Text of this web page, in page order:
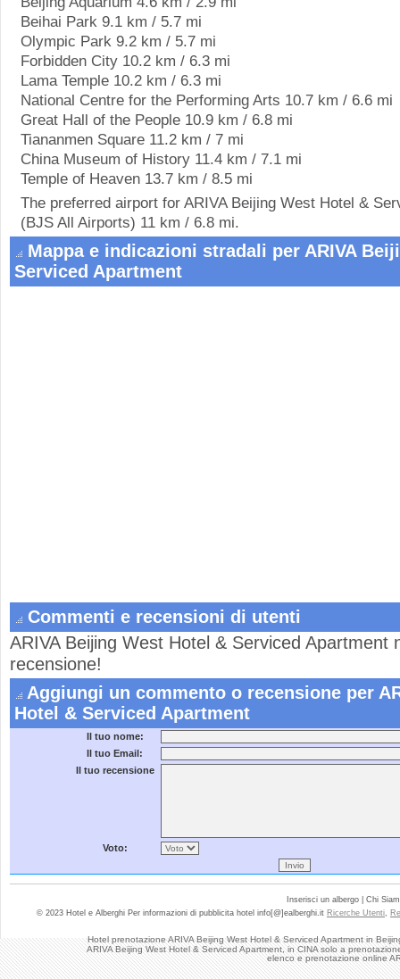
Hotel prenotazione ARIVA Beijing West Hotel & Serviced Apartment in
ARIVA Beijing West Hotel & Serviced Apartment, in CINA solo a
elenco e prenotazione online
Beihai Park 9.1 km / 5.7 mi
Olympic Park 9.2 km / 5.7 mi
Forbidden City 10.2 km / 6.3 mi
Lama Temple 10.2 km / 6.3 mi
National Centre for the Performing Arts 10.7 km / 6.6 mi
Great Hall of the People 10.9 km / 6.8 mi
Tiananmen Square 11.2 km / 7 mi
China Museum of History 11.4 km / 7.1 mi
Temple of Heaven 13.7 km / 8.5 mi
The preferred airport for ARIVA Beijing West Hotel &
(BJS All Airports) 11 km / 6.8 mi.
Mappa e indicazioni stradali per ARIVA
Serviced Apartment
Commenti e recensioni di utenti
ARIVA Beijing West Hotel & Serviced Apartment
recensione!
Aggiungi un commento o recensione per
Hotel & Serviced Apartment
Il tuo nome:
Il tuo Email:
Il tuo recensione
Voto:
Inserisci un albergo | Chi
© 2023 Hotel e Alberghi Per informazioni di pubblicita hotel info[@]ealberghi.it Ricerche Utenti,